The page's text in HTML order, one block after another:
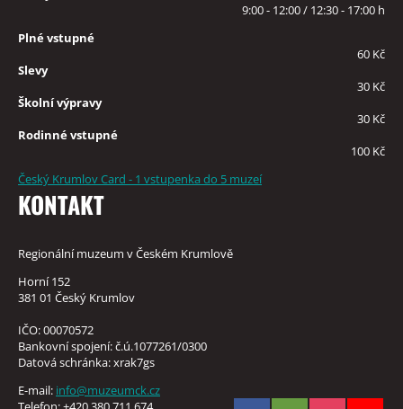
9:00 - 12:00 / 12:30 - 17:00 h
Plné vstupné
60 Kč
Slevy
30 Kč
Školní výpravy
30 Kč
Rodinné vstupné
100 Kč
Český Krumlov Card - 1 vstupenka do 5 muzeí
KONTAKT
Regionální muzeum v Českém Krumlově
Horní 152
381 01 Český Krumlov
IČO: 00070572
Bankovní spojení: č.ú.1077261/0300
Datová schránka: xrak7gs
E-mail: info@muzeumck.cz